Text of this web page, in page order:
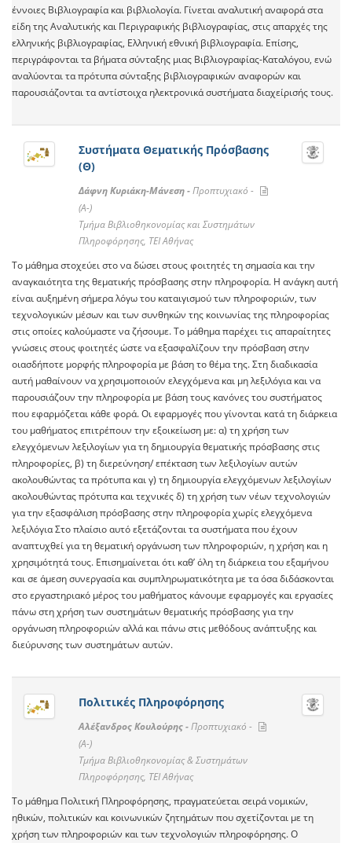
έννοιες Βιβλιογραφία και βιβλιολογία. Γίνεται αναλυτική αναφορά στα
είδη της Αναλυτικής και Περιγραφικής βιβλιογραφίας, στις απαρχές της
ελληνικής βιβλιογραφίας, Ελληνική εθνική βιβλιογραφία. Επίσης,
περιγράφονται τα βήματα σύνταξης μιας Βιβλιογραφίας-Καταλόγου, ενώ
αναλύονται τα πρότυπα σύνταξης βιβλιογραφικών αναφορών και
παρουσιάζονται τα αντίστοιχα ηλεκτρονικά συστήματα διαχείρισής τους.
Συστήματα Θεματικής Πρόσβασης
(Θ)
Δάφνη Κυριάκη-Μάνεση -Προπτυχιακό -
(A-)
Τμήμα Βιβλιοθηκονομίας και Συστημάτων
Πληροφόρησης, ΤΕΙ Αθήνας
Το μάθημα στοχεύει στο να δώσει στους φοιτητές τη σημασία και την
αναγκαιότητα της θεματικής πρόσβασης στην πληροφορία. Η ανάγκη αυτή
είναι αυξημένη σήμερα λόγω του καταιγισμού των πληροφοριών, των
τεχνολογικών μέσων και των συνθηκών της κοινωνίας της πληροφορίας
στις οποίες καλούμαστε να ζήσουμε. Το μάθημα παρέχει τις απαραίτητες
γνώσεις στους φοιτητές ώστε να εξασφαλίζουν την πρόσβαση στην
οιασδήποτε μορφής πληροφορία με βάση το θέμα της. Στη διαδικασία
αυτή μαθαίνουν να χρησιμοποιούν ελεγχόμενα και μη λεξιλόγια και να
παρουσιάζουν την πληροφορία με βάση τους κανόνες του συστήματος
που εφαρμόζεται κάθε φορά. Οι εφαρμογές που γίνονται κατά τη διάρκεια
του μαθήματος επιτρέπουν την εξοικείωση με: α) τη χρήση των
ελεγχόμενων λεξιλογίων για τη δημιουργία θεματικής πρόσβασης στις
πληροφορίες, β) τη διερεύνηση/ επέκταση των λεξιλογίων αυτών
ακολουθώντας τα πρότυπα και γ) τη δημιουργία ελεγχόμενων λεξιλογίων
ακολουθώντας πρότυπα και τεχνικές δ) τη χρήση των νέων τεχνολογιών
για την εξασφάλιση πρόσβασης στην πληροφορία χωρίς ελεγχόμενα
λεξιλόγια Στο πλαίσιο αυτό εξετάζονται τα συστήματα που έχουν
αναπτυχθεί για τη θεματική οργάνωση των πληροφοριών, η χρήση και η
χρησιμότητά τους. Επισημαίνεται ότι καθ’ όλη τη διάρκεια του εξαμήνου
και σε άμεση συνεργασία και συμπληρωματικότητα με τα όσα διδάσκονται
στο εργαστηριακό μέρος του μαθήματος κάνουμε εφαρμογές και εργασίες
πάνω στη χρήση των συστημάτων θεματικής πρόσβασης για την
οργάνωση πληροφοριών αλλά και πάνω στις μεθόδους ανάπτυξης και
διεύρυνσης των συστημάτων αυτών.
Πολιτικές Πληροφόρησης
Αλέξανδρος Κουλούρης -Προπτυχιακό -
(A-)
Τμήμα Βιβλιοθηκονομίας & Συστημάτων
Πληροφόρησης, ΤΕΙ Αθήνας
Το μάθημα Πολιτική Πληροφόρησης, πραγματεύεται σειρά νομικών,
ηθικών, πολιτικών και κοινωνικών ζητημάτων που σχετίζονται με τη
χρήση των πληροφοριών και των τεχνολογιών πληροφόρησης. Ο